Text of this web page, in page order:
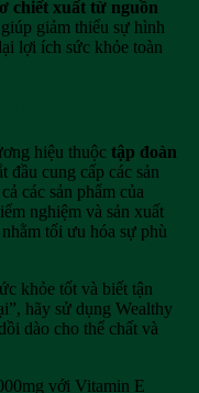
chiết xuất từ nguồn
giảm thiểu sự hình
lợi ích sức khỏe toàn
hiệu thuộc tập đoàn
đầu cung cấp các sản
các sản phẩm của
nghiệm và sản xuất
tối ưu hóa sự phù
khỏe tốt và biết tận
hãy sử dụng Wealthy
dào cho thể chất và